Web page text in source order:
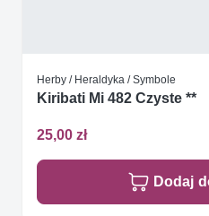
Herby / Heraldyka / Symbole
Kiribati Mi 482 Czyste **
25,00 zł
Dodaj